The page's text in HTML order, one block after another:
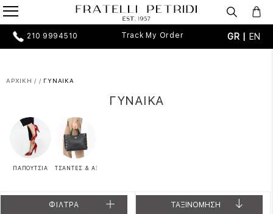
210 9994510 Track My Order GR | EN
ΑΡΧΙΚΗ / / ΓΥΝΑΙΚΑ
ΓΥΝΑΙΚΑ
ΠΑΠΟΥΤΣΙΑ ΤΣΑΝΤΕΣ & ΑΞΕΣΟΥΑΡ
ΦΙΛΤΡΑ ΤΑΞΙΝΟΜΗΣΗ